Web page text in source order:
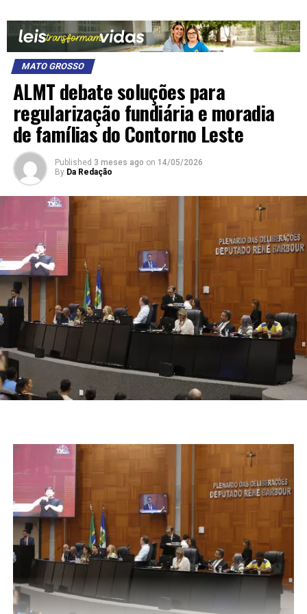
MATO GROSSO
ALMT debate soluções para
regularização fundiária e moradia
de famílias do Contorno Leste
Published 3 meses ago on 14/05/2026
By Da Redação